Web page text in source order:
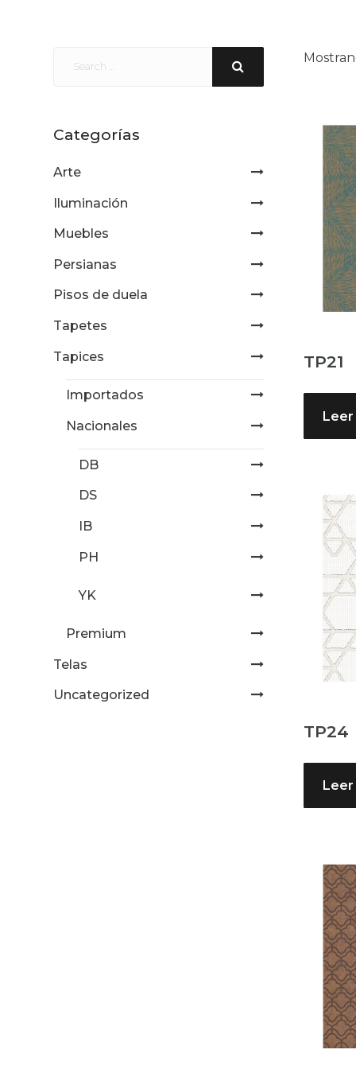
Categorías
Arte
Iluminación
Muebles
Persianas
Pisos de duela
Tapetes
Tapices
Importados
Nacionales
DB
DS
IB
PH
YK
Premium
Telas
Uncategorized
TP21
Leer
TP24